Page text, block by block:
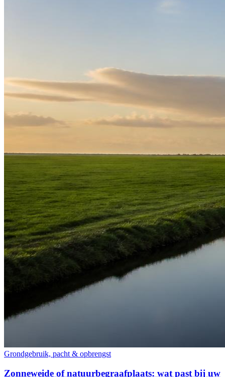
Grondgebruik, pacht & opbrengst
Zonneweide of natuurbegraafplaats: wat past bij uw